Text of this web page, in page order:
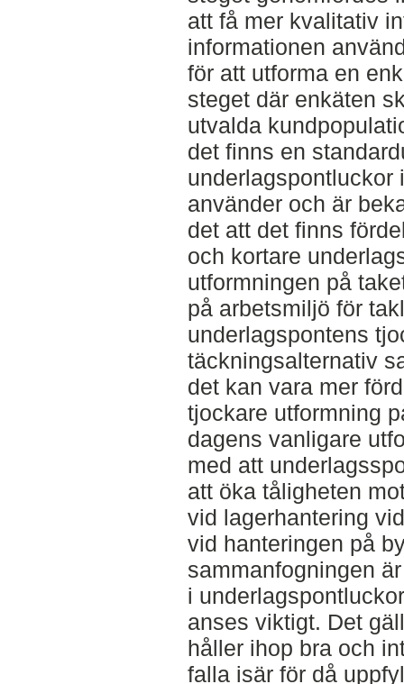
att få mer kvalitativ
informationen
för att utforma en
steget där enkäten
utvalda
det finns en
underlagspontluckor
använder och är
det att det finns
och kortare
utformningen på
på arbetsmiljö för
underlagspontens
täckningsalternativ
det kan vara mer
tjockare utformning
dagens vanligare
med att
att öka tåligheten
vid lagerhantering
vid hanteringen på
sammanfogningen
i
anses viktigt. Det
håller ihop bra och
falla isär för då